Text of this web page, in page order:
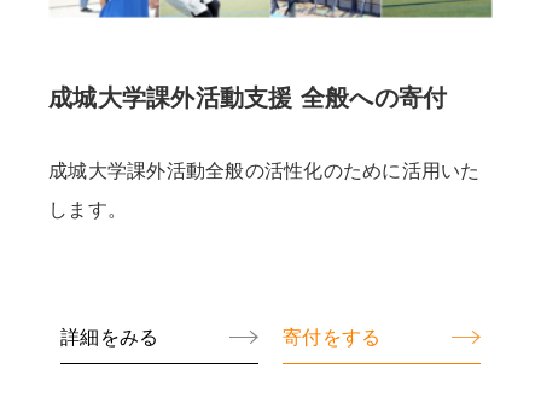
成城大学課外活動支援 全般への寄付
成城大学課外活動全般の活性化のために活用いた
します。
詳細をみる 寄付をする